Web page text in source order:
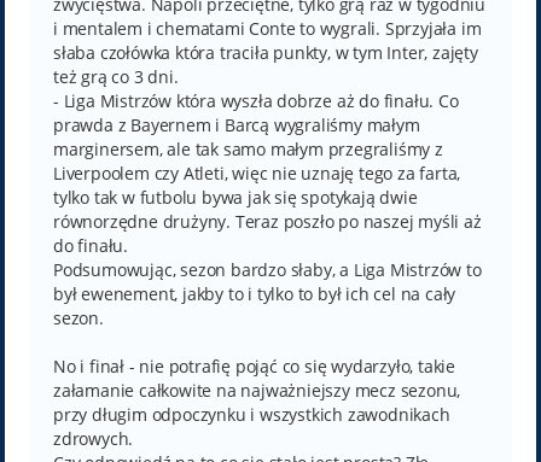
i mentalem i chematami Conte to wygrali. Sprzyjała im
słaba czołówka która traciła punkty, w tym Inter, zajęty
też grą co 3 dni.
- Liga Mistrzów która wyszła dobrze aż do finału. Co
prawda z Bayernem i Barcą wygraliśmy małym
marginersem, ale tak samo małym przegraliśmy z
Liverpoolem czy Atleti, więc nie uznaję tego za farta,
tylko tak w futbolu bywa jak się spotykają dwie
równorzędne drużyny. Teraz poszło po naszej myśli aż
do finału.
Podsumowując, sezon bardzo słaby, a Liga Mistrzów to
był ewenement, jakby to i tylko to był ich cel na cały
sezon.
No i finał - nie potrafię pojąć co się wydarzyło, takie
załamanie całkowite na najważniejszy mecz sezonu,
przy długim odpoczynku i wszystkich zawodnikach
zdrowych.